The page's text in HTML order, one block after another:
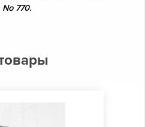
No 770.